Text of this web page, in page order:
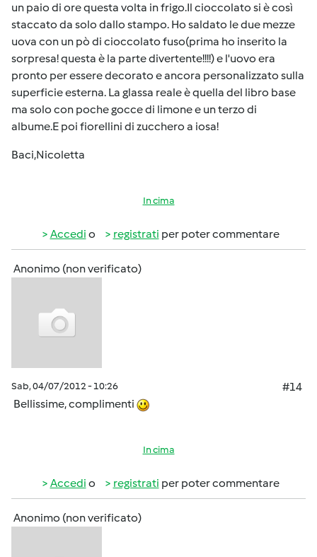
un paio di ore questa volta in frigo.Il cioccolato si è così
staccato da solo dallo stampo. Ho saldato le due mezze
uova con un pò di cioccolato fuso(prima ho inserito la
sorpresa! questa è la parte divertente!!!!) e l'uovo era
pronto per essere decorato e ancora personalizzato sulla
superficie esterna. La glassa reale è quella del libro base
ma solo con poche gocce di limone e un terzo di
albume.E poi fiorellini di zucchero a iosa!
Baci,Nicoletta
In cima
Accedi o registrati per poter commentare
Anonimo (non verificato)
Sab, 04/07/2012 - 10:26
#14
Bellissime, complimenti
In cima
Accedi o registrati per poter commentare
Anonimo (non verificato)